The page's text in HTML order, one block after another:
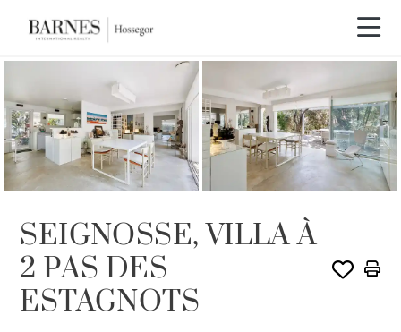
SEIGNOSSE, VILLA À
2 PAS DES
ESTAGNOTS